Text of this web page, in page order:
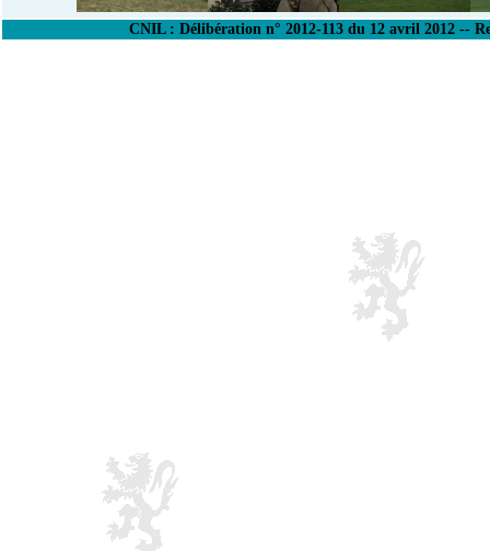
CNIL : Délibération n° 2012-113 du 12 avril 2012 --